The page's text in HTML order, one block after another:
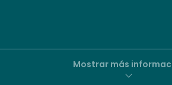
parte
de
Mostrar más